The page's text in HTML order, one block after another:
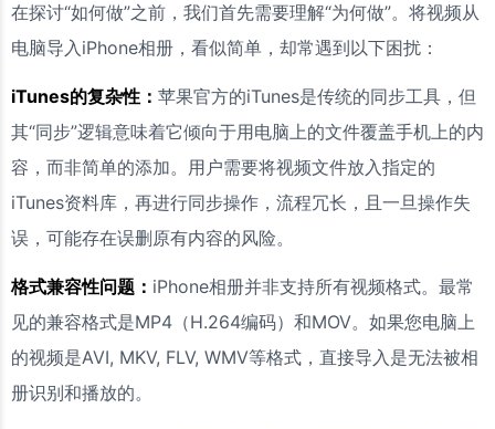
在探讨“如何做”之前，我们首先需要理解“为何做”。将视频从
电脑导入iPhone相册，看似简单，却常遇到以下困扰：
iTunes的复杂性： 苹果官方的iTunes是传统的同步工具，但
其“同步”逻辑意味着它倾向于用电脑上的文件覆盖手机上的内
容，而非简单的添加。用户需要将视频文件放入指定的
iTunes资料库，再进行同步操作，流程冗长，且一旦操作失
误，可能存在误删原有内容的风险。
格式兼容性问题： iPhone相册并非支持所有视频格式。最常
见的兼容格式是MP4（H.264编码）和MOV。如果您电脑上
的视频是AVI, MKV, FLV, WMV等格式，直接导入是无法被相
册识别和播放的。